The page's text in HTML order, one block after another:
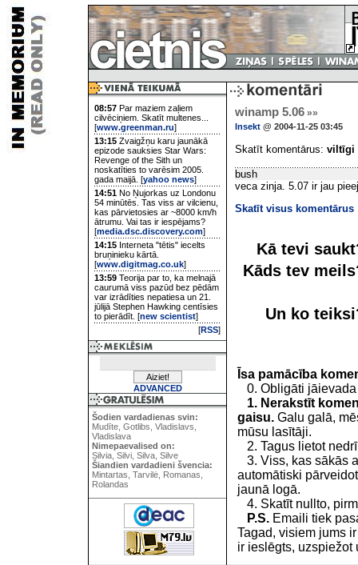
08:57 Par maziem zaļiem
cilvēciņiem. Skatīt multenes...
[www.greenman.ru]
13:15 Zvaigžņu karu jaunākā
epizode sauksies Star Wars:
Revenge of the Sith un
noskatīties to varēsim 2005.
gada maijā. [yahoo news]
14:51 No Ņujorkas uz Londonu
54 minūtēs. Tas viss ar vilcienu,
kas pārvietosies ar ~8000 km/h
ātrumu. Vai tas ir iespējams?
[media.dsc.discovery.com]
14:15 Interneta "tētis" iecelts
bruņinieku kārtā.
[www.digitmag.co.uk]
13:59 Teorija par to, ka melnajā
caurumā viss pazūd bez pēdām
var izrādīties nepatiesa un 21.
jūlijā Stephen Hawking centīsies
to pierādīt. [new scientist]
[RSS]
ADVANCED
Šodien vardadienas svin:
Mudīte, Gotlibs, Vladislavs,
Vladislava
Nimepaevalised on:
Silvia, Silvi, Silva, Silve
Šiandien vardadieni švencia:
Mintartas, Tarvilė, Romanas,
Rolandas
winamp 5.06 »»
Insekt @ 2004-11-25 03:45
Skatīt komentārus: viltīgi
bush
veca zinja. 5.07 ir jau
Skatīt visus komentārus
Kā tevi
Kāds tev
Un ko
Īsa pamācība
0. Obligāti jāievada
1. Nerakstīt
gaisu. Galu galā,
mūsu lasītāji.
2. Tagus lietot
3. Viss, kas sākās
automātiski
jaunā logā.
4. Skatīt nullto,
P.S. Emaili tiek
Tagad, visiem jums
ir ieslēgts, uzspiežot